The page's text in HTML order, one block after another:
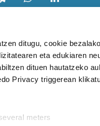
ditugu, cookie
eta edukiaren
dituen hautatzeko
Privacy triggerean
meters
Pribatutasun